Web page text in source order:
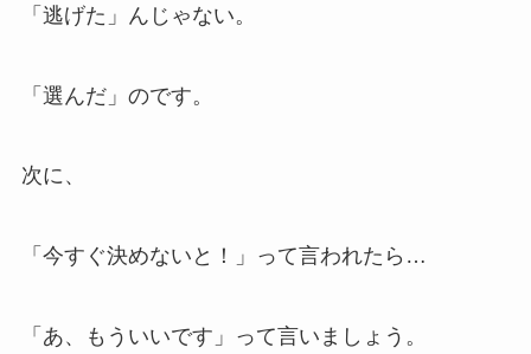
「逃げた」んじゃない。
「選んだ」のです。
次に、
「今すぐ決めないと！」って言われたら…
「あ、もういいです」って言いましょう。